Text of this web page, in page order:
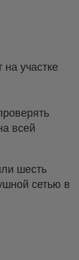
участке
всей
шесть
сетью в